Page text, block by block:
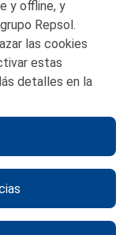
y offline, y
Repsol.
las cookies
estas
detalles en la